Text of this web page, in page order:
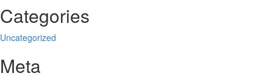
Categories
Uncategorized
Meta